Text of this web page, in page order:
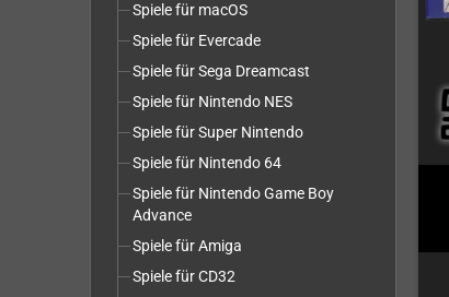
Spiele für macOS
Spiele für Evercade
Spiele für Sega Dreamcast
Spiele für Nintendo NES
Spiele für Super Nintendo
Spiele für Nintendo 64
Spiele für Nintendo Game Boy
Advance
Spiele für Amiga
Spiele für CD32